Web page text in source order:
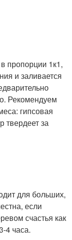
пропорции 1к1,
и заливается
Рекомендуем
гипсовая
твердеет за
для больших,
если
счастья как
4 часа.